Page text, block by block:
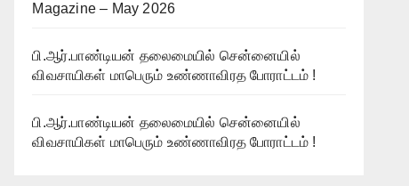
Magazine – May 2026
பி.ஆர்.பாண்டியன் தலைமையில் சென்னையில்
விவசாயிகள் மாபெரும் உண்ணாவிரத போராட்டம் !
பி.ஆர்.பாண்டியன் தலைமையில் சென்னையில்
விவசாயிகள் மாபெரும் உண்ணாவிரத போராட்டம் !